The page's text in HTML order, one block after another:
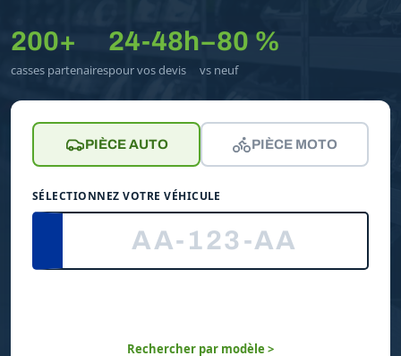
200+
casses partenaires
24-48h
pour vos devis
−80 %
vs neuf
PIÈCE AUTO PIÈCE MOTO
SÉLECTIONNEZ VOTRE VÉHICULE
Rechercher par modèle >